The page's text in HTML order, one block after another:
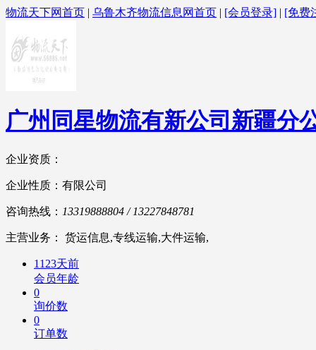
物流天下网首页 | 乌鲁木齐物流信息网首页 | [会员登录] | [免费
广州同星物流有新公司新疆分
企业资质：
企业性质：有限公司
咨询热线： 13319888804 / 13227848781
主营业务： 货运信息,专线运输,大件运输,
1123天前
会员年龄
0
询价数
0
订单数